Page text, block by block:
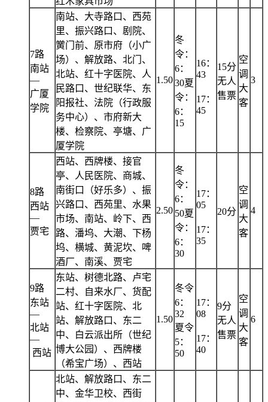
7路
南站
—
广厦
学院
南站、大寺路口、西苑
里、振兴路口、剧院、
黉门前、原市府（小广
场）、解放路、北门、
北站、红十字医院、人
民路口、世纪联华、东
阳报社、法院（行政服
务中心）、市府新大
楼、检察院、亭塘、广
厦学院
1.50
冬
令：
6：
30夏
令：
6：
15
16：
43
17：
45
15分
无人
售票
空
调
大
客
3
8路
西站
—
贾宅
西站、西牌楼、接官
亭、人民医院、商城、
南街口（好乐多）、振
兴路口、西苑里、水果
市场、南站、岭下、西
路、潘坞、大潮、下杨
坞、横城、黄泥坎、啤
酒厂、南溪、贾宅
2.50
冬
令：
6：
50夏
令：
6：
30
17：
05
17：
35
20分
空
调
大
客
4
9路
东站
—
北站
—
西站
东站、树德北路、卢宅
二村、自来水厂、货配
站、红十字医院、北
站、解放路口、东二
中、白云派出所（世纪
博大公园）、西牌楼
（希宝广场）、西站
1.50
冬令
6：
32
夏令
5：
50
17：
08
17：
40
9分
无人
售票
空
调
大
客
6
北站、解放路口、东二
中、金华卫校、西街